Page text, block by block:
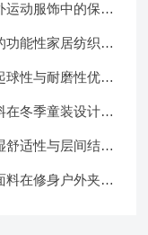
运动服饰中的保暖
功能性家居纺织品
球性与耐磨性优化
在冬季童装设计中
舒适性与层间结合
料在修身户外夹克